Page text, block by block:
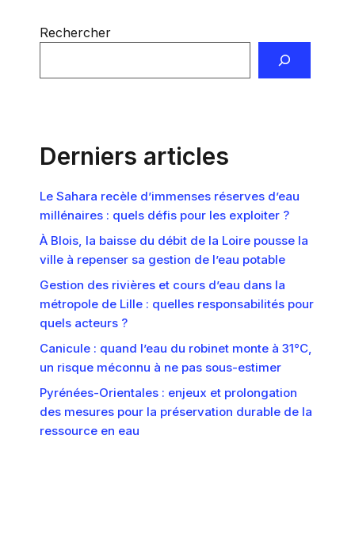
Rechercher
Derniers articles
Le Sahara recèle d’immenses réserves d’eau
millénaires : quels défis pour les exploiter ?
À Blois, la baisse du débit de la Loire pousse la
ville à repenser sa gestion de l’eau potable
Gestion des rivières et cours d’eau dans la
métropole de Lille : quelles responsabilités pour
quels acteurs ?
Canicule : quand l’eau du robinet monte à 31°C,
un risque méconnu à ne pas sous-estimer
Pyrénées-Orientales : enjeux et prolongation
des mesures pour la préservation durable de la
ressource en eau